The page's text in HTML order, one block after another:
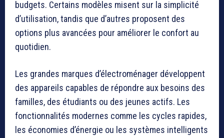
budgets. Certains modèles misent sur la simplicité
d’utilisation, tandis que d’autres proposent des
options plus avancées pour améliorer le confort au
quotidien.
Les grandes marques d’électroménager développent
des appareils capables de répondre aux besoins des
familles, des étudiants ou des jeunes actifs. Les
fonctionnalités modernes comme les cycles rapides,
les économies d’énergie ou les systèmes intelligents